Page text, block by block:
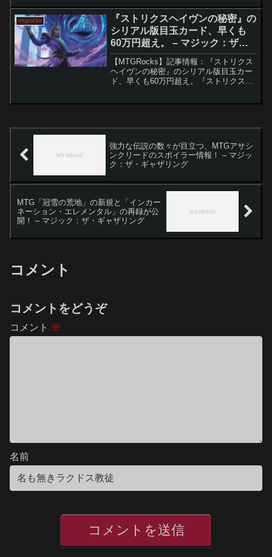
た「Blech, Loafing...
mtgrocks
『ストリクスヘイヴンの秘密』の
シリアル版目玉カード、早くも
60万円超え。 – マジック：ザ・
ギャザリング
【MTGRocks】記事情報：『ストリクス
ヘイヴンの秘密』のシリアル版目玉カー
ド、早くも60万円超え。『ストリクスヘ
強力な伝説の数々が目立つ、MTGアサシ
ンクリードのスポイラー情報！ – マジッ
ク：ザ・ギャザリング
MTG「冠雪の荒地」の新規と「インカー
ネーション・エレメンタル」の再録が公
開！ – マジック：ザ・ギャザリング
コメント
コメントをどうぞ
コメント ※
名前